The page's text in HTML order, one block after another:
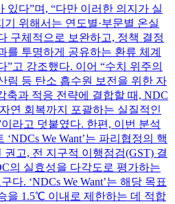
있다”며, “다만 이러한 의지가 실
위해서는 연도별·부문별 온실
구체적으로 보완하고, 정책 결정
를 투명하게 공유하는 환류 체계
”고 강조했다. 이어 “수치 위주의
림 등 탄소 흡수원 보전을 위한 자
축과 적응 전략에 결합할 때, NDC
연 회복까지 포괄하는 실질적인
라고 덧붙였다. 한편, 이번 분석
We Want’는 파리협정의 핵
권고, 전 지구적 이행점검(GST) 결
의 실효성을 다각도로 평가하는
다. ‘NDCs We Want’는 해당 목표
을 1.5℃ 이내로 제한하는 데 적합